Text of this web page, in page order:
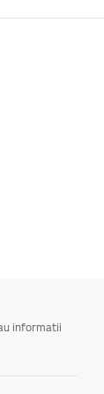
informatii